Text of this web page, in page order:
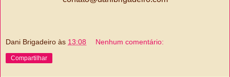
Dani Brigadeiro às 13:08 Nenhum comentário:
Compartilhar